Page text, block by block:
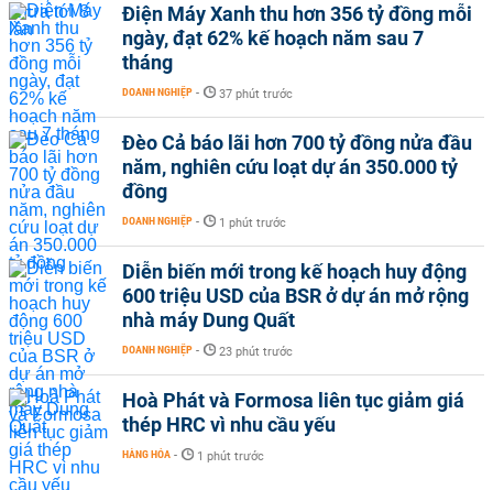
Điện Máy Xanh thu hơn 356 tỷ đồng mỗi
ngày, đạt 62% kế hoạch năm sau 7
tháng
DOANH NGHIỆP - 37 phút trước
Đèo Cả báo lãi hơn 700 tỷ đồng nửa đầu
năm, nghiên cứu loạt dự án 350.000 tỷ
đồng
DOANH NGHIỆP - 1 phút trước
Diễn biến mới trong kế hoạch huy động
600 triệu USD của BSR ở dự án mở rộng
nhà máy Dung Quất
DOANH NGHIỆP - 23 phút trước
Hoà Phát và Formosa liên tục giảm giá
thép HRC vì nhu cầu yếu
HÀNG HÓA - 1 phút trước